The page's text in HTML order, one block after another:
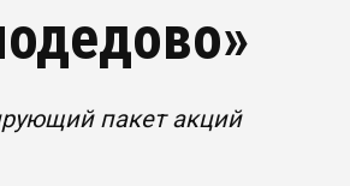
пакет акций